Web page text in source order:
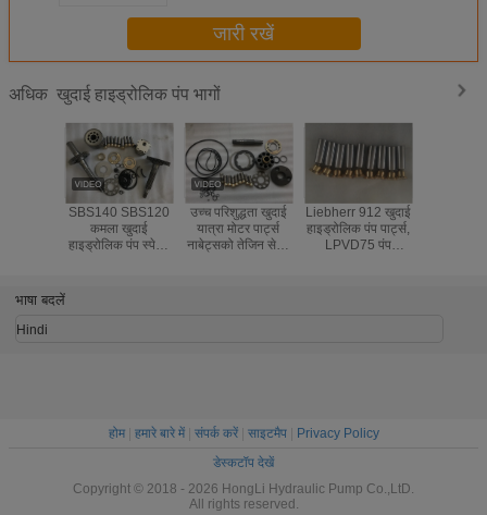
जारी रखें
अधिक खुदाई हाइड्रोलिक पंप भागों
SBS140 SBS120
कमला खुदाई
हाइड्रोलिक पंप स्पेयर
उच्च परिशुद्धता खुदाई
यात्रा मोटर पार्ट्स
नाबेट्सको तेजिन सेकी
Liebherr 912 खुदाई
हाइड्रोलिक पंप पार्ट्स,
LPVD75 पंप
भाषा बदलें
Hindi
होम| हमारे बारे में| संपर्क करें| साइटमैप|
Privacy Policy
डेस्कटॉप देखें
Copyright © 2018 - 2026 HongLi Hydraulic Pump Co.,LtD.
All rights reserved.